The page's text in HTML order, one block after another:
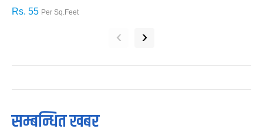
Rs. 55 Per Sq.Feet
‹ ›
सम्बन्धित खबर